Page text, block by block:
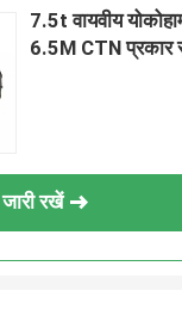
7.5t वायवीय
6.5M CTN प्रकार
जारी रखें